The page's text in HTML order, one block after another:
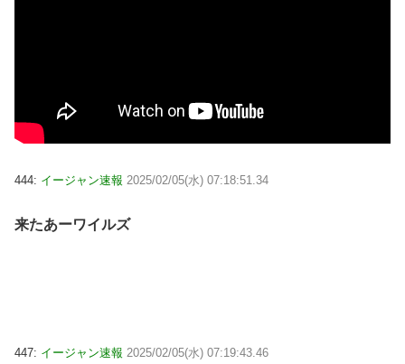
444: イージャン速報 2025/02/05(水) 07:18:51.34
来たあーワイルズ
447: イージャン速報 2025/02/05(水) 07:19:43.46